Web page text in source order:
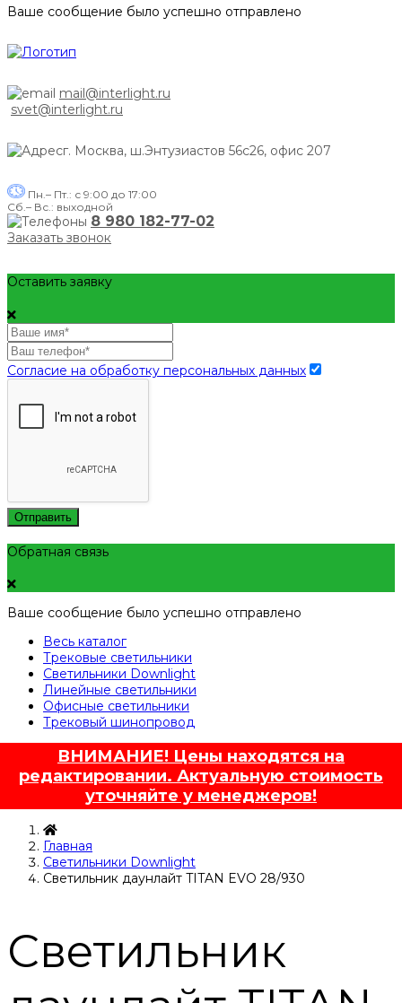
Ваше сообщение было успешно отправлено
mail@interlight.ru
svet@interlight.ru
г. Москва, ш.Энтузиастов 56с26, офис 207
Пн.– Пт.: с 9:00 до 17:00
Сб.– Вс.: выходной
8 980 182-77-02
Заказать звонок
Оставить заявку
Согласие на обработку персональных данных
Отправить
Обратная связь
Ваше сообщение было успешно отправлено
Весь каталог
Трековые светильники
Светильники Downlight
Линейные светильники
Офисные светильники
Трековый шинопровод
ВНИМАНИЕ! Цены находятся на
редактировании. Актуальную стоимость
уточняйте у менеджеров!
Главная
Светильники Downlight
Светильник даунлайт TITAN EVO 28/930
Светильник